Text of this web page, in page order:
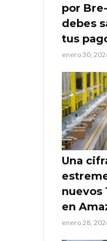
por
debes
tus
enero 30,
Una
nuevos
en
enero 28,